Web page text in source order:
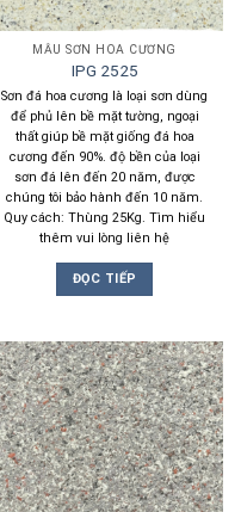
MẪU SƠN HOA CƯƠNG
IPG 2525
Sơn đá hoa cương là loại sơn dùng
để phủ lên bề mặt tường, ngoại
thất giúp bề mặt giống đá hoa
cương đến 90%. độ bền của loại
sơn đá lên đến 20 năm, được
chúng tôi bảo hành đến 10 năm.
Quy cách: Thùng 25Kg. Tìm hiểu
thêm vui lòng liên hệ
ĐỌC TIẾP